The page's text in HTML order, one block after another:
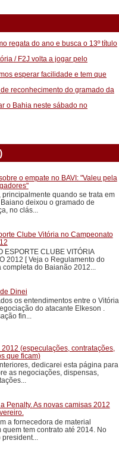
regata do ano e busca o 13º título
/ F2J volta a jogar pelo
esperar facilidade e tem que
reconhecimento do gramado da
o Bahia neste sábado no
o empate no BAVI: "Valeu pela
principalmente quando se trata em
deixou o gramado de
no clás...
Clube Vitória no Campeonato
ESPORTE CLUBE VITÓRIA
2012 [ Veja o Regulamento do
do Baianão 2012...
Dinei
os entendimentos entre o Vitória
do atacante Elkeson .
fin...
(especulações, contratações,
que ficam)
dedicarei esta página para
as negociações, dispensas,
Penalty. As novas camisas 2012
a fornecedora de material
quem tem contrato até 2014. No